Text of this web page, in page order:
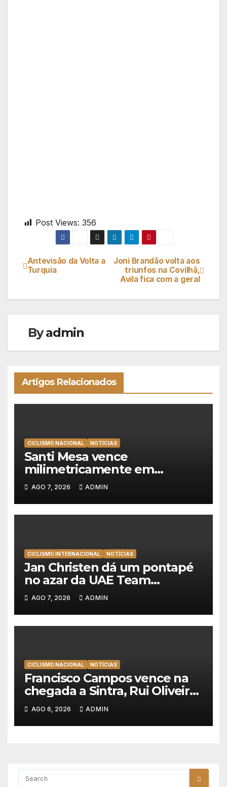
Post Views: 356
Navegação
Joni Brandão volta aos
triunfos na Covilhã,
Avila fica com a geral
Antevisão da Volta a
Turquia
Byadmin
Artigos Relacionados
CICLISMO NACIONAL NOTÍCIAS
Santi Mesa vence
milimetricamente em
Albufeira, Rui Oliveira
mantém a amarela da Volta a
Portugal
AGO 7, 2026 ADMIN
CICLISMO INTERNACIONAL NOTÍCIAS
Jan Christen dá um pontapé
no azar da UAE Team
Emirates e vence na Volta a
Polónia
AGO 7, 2026 ADMIN
CICLISMO NACIONAL NOTÍCIAS
Francisco Campos vence na
chegada a Sintra, Rui Oliveira
veste de amarelo na Volta a
Portugal
AGO 6, 2026 ADMIN